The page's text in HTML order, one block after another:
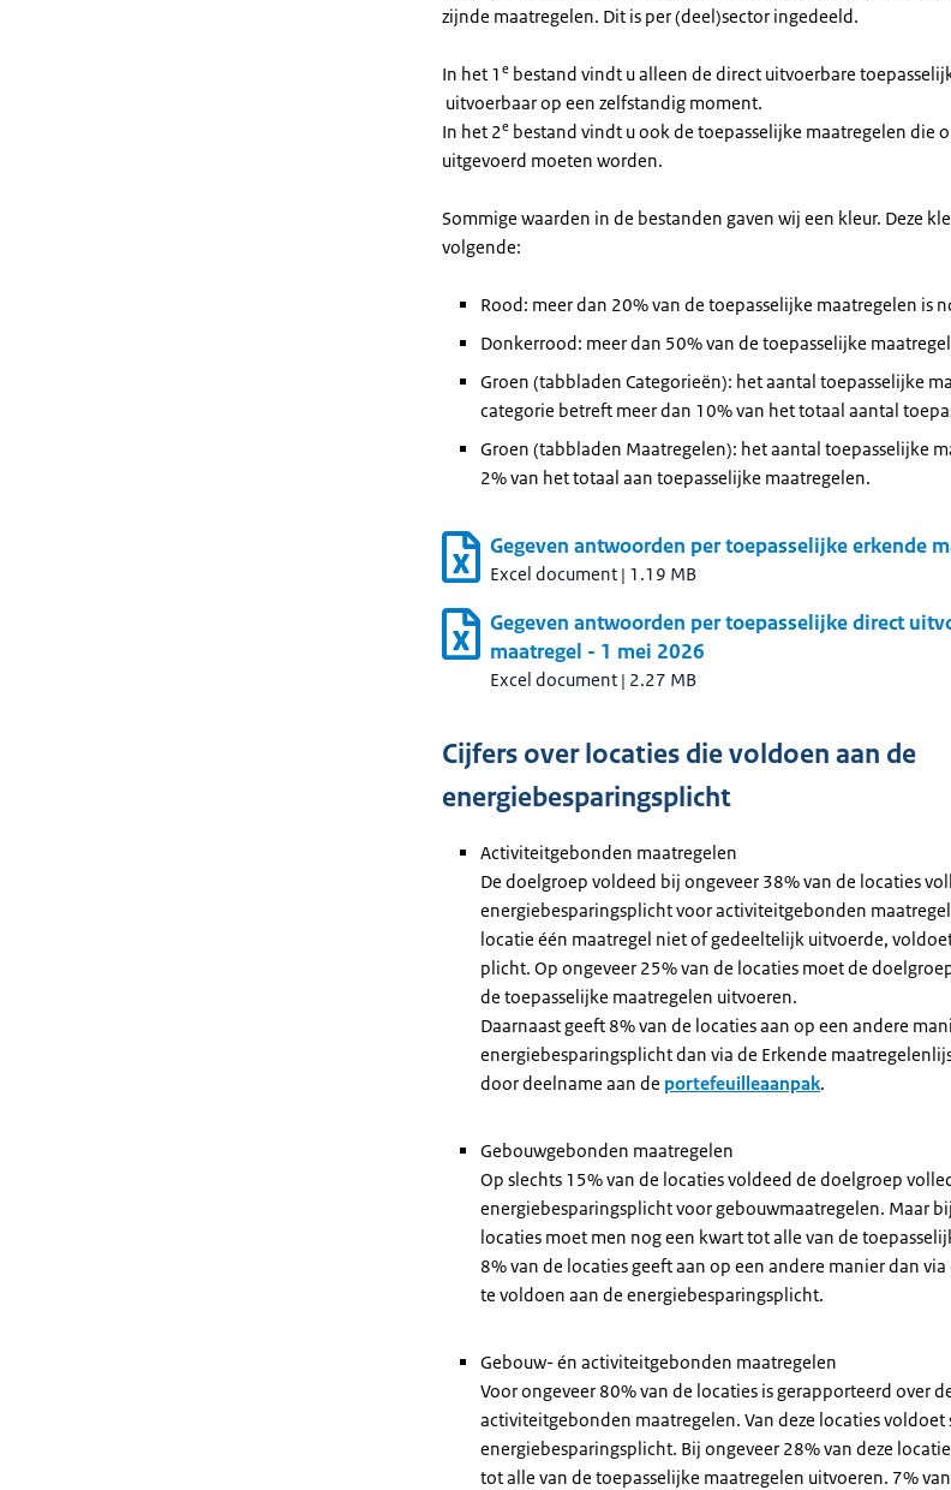
zijnde maatregelen. Dit is per (deel)sector ingedeeld.
In het 1 e bestand vindt u alleen de direct uitvoerbare
uitvoerbaar op een zelfstandig moment.
In het 2e bestand vindt u ook de toepasselijke maatregelen die
uitgevoerd moeten worden.
Sommige waarden in de bestanden gaven wij een kleur. Deze
volgende:
Rood: meer dan 20% van de toepasselijke maatregelen is
Donkerrood: meer dan 50% van de toepasselijke
Groen (tabbladen Categorieën): het aantal toepasselijke
categorie betreft meer dan 10% van het totaal aantal
Groen (tabbladen Maatregelen): het aantal toepasselijke
2% van het totaal aan toepasselijke maatregelen.
Gegeven antwoorden per toepasselijke erkende
Excel document | 1.19 MB
Gegeven antwoorden per toepasselijke direct
maatregel - 1 mei 2026
Excel document | 2.27 MB
Cijfers over locaties die voldoen aan de
energiebesparingsplicht
Activiteitgebonden maatregelen
De doelgroep voldeed bij ongeveer 38% van de locaties
energiebesparingsplicht voor activiteitgebonden
locatie één maatregel niet of gedeeltelijk uitvoerde,
plicht. Op ongeveer 25% van de locaties moet de
de toepasselijke maatregelen uitvoeren.
Daarnaast geeft 8% van de locaties aan op een andere
energiebesparingsplicht dan via de Erkende
door deelname aan de portefeuilleaanpak.
Gebouwgebonden maatregelen
Op slechts 15% van de locaties voldeed de doelgroep
energiebesparingsplicht voor gebouwmaatregelen. Maar
locaties moet men nog een kwart tot alle van de
8% van de locaties geeft aan op een andere manier dan
te voldoen aan de energiebesparingsplicht.
Gebouw- én activiteitgebonden maatregelen
Voor ongeveer 80% van de locaties is gerapporteerd over
activiteitgebonden maatregelen. Van deze locaties voldoet
energiebesparingsplicht. Bij ongeveer 28% van deze
tot alle van de toepasselijke maatregelen uitvoeren. 7%